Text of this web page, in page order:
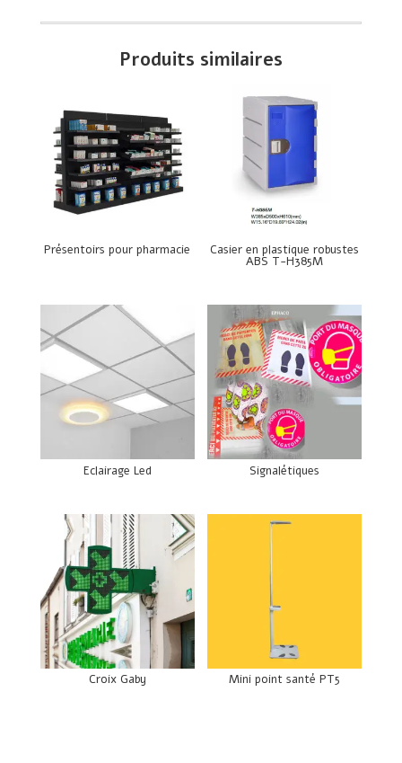
Produits similaires
Présentoirs pour pharmacie Casier en plastique robustes
ABS T-H385M
Eclairage Led Signalétiques
Croix Gaby Mini point santé PT5